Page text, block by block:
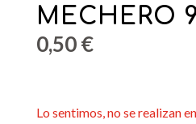
MECHERO
0,50€
Lo sentimos, no se realizan